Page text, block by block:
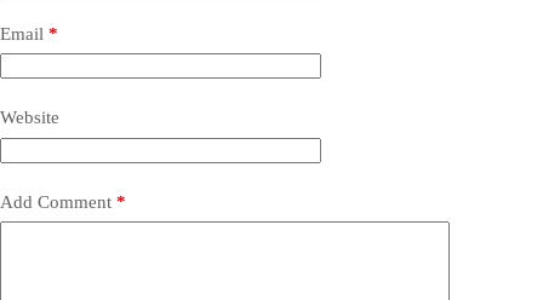
Email *
Website
Add Comment *